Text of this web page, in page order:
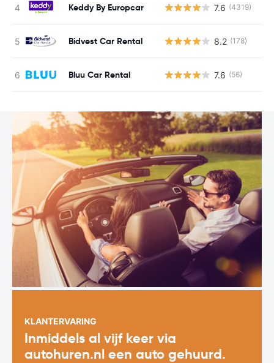
Keddy By Europcar 7.6 (4319)
Bidvest Car Rental 8.2 (178)
Bluu Car Rental 7.6 (56)
KLANTERVARING
Inmiddels al vijf keer via
autohuren.nl een auto gehuurd.